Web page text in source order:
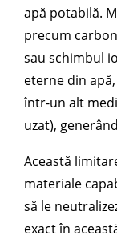
apă potabilă.
precum
sau schimbul
eterne din
într-un alt
uzat),
Această
materiale
să le
exact în